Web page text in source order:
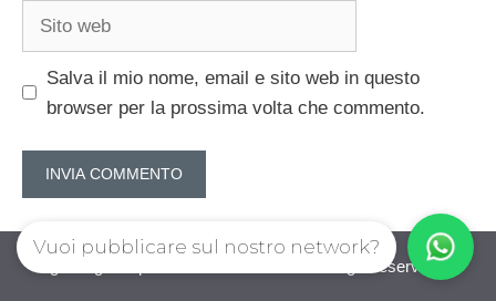
Salva il mio nome, email e sito web in questo
browser per la prossima volta che commento.
guadagnorisparmiando.com © 2026. All right reserverd.
Vuoi pubblicare sul nostro network?